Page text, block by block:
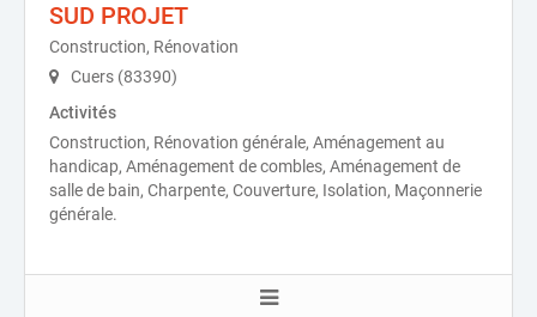
SUD PROJET
Construction, Rénovation
Cuers (83390)
Activités
Construction, Rénovation générale, Aménagement au
handicap, Aménagement de combles, Aménagement de
salle de bain, Charpente, Couverture, Isolation, Maçonnerie
générale.